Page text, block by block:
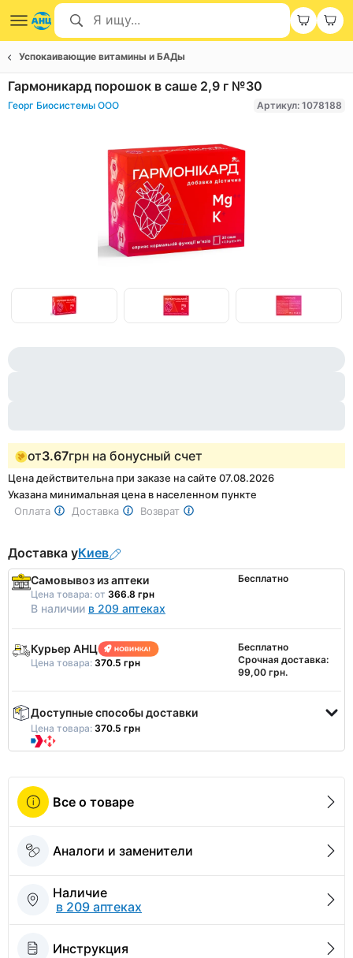
Успокаивающие витамины и БАДы
Гармоникард порошок в саше 2,9 г №30
Георг Биосистемы ООО Артикул: 1078188
Item
of
от3.67грн на бонусный счет
Цена действительна при заказе на сайте 07.08.2026
Указана минимальная цена в населенном пункте
Оплата
Доставка Возврат
Доставка уКиев
Самовывоз из аптеки
Цена товара: от 366.8 грн
В наличии в 209 аптеках
Бесплатно
Курьер АНЦ
Цена товара: 370.5 грн
Бесплатно
Срочная доставка:
99,00 грн.
Доступные способы доставки
Цена товара: 370.5 грн
Все о товаре
Аналоги и заменители
Наличие
в 209 аптеках
Инструкция